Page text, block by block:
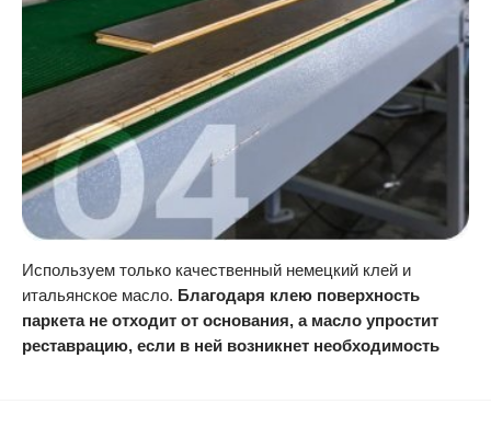
Используем только качественный немецкий клей и
итальянское масло. Благодаря клею поверхность
паркета не отходит от основания, а масло упростит
реставрацию, если в ней возникнет необходимость